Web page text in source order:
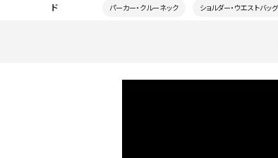
ド
パーカー・クルーネック
ショルダー・ウエストバッグ